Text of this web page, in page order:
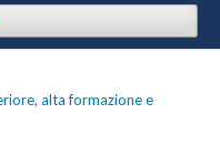
alta formazione e